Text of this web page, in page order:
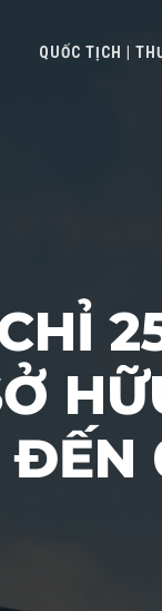
QUỐC TỊCH |
ĐẾN